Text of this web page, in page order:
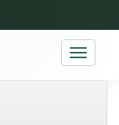
Toggle